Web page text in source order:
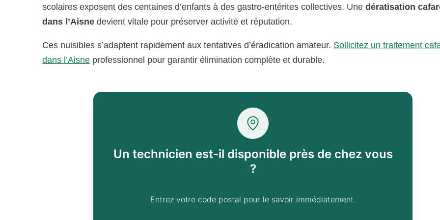
scolaires exposent des centaines d’enfants à des gastro-entérites collectives. Unedératisation
dans l’Aisne devient vitale pour préserver activité et réputation.
Ces nuisibles s’adaptent rapidement aux tentatives d’éradication amateur. Sollicitez un traitement
dans l’Aisne professionnel pour garantir élimination complète et durable.
Un technicien est-il disponible près de chez vous
?
Entrez votre code postal pour le savoir immédiatement.